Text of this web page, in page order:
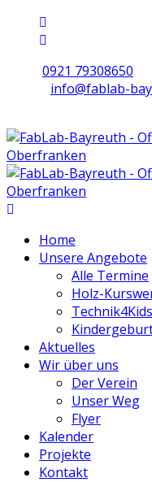
0921 79308650
info@fablab-
Home
Unsere Angebote
Alle Termine
Holz-
Technik4Kids
Aktuelles
Wir über uns
Der Verein
Unser Weg
Flyer
Kalender
Projekte
Kontakt